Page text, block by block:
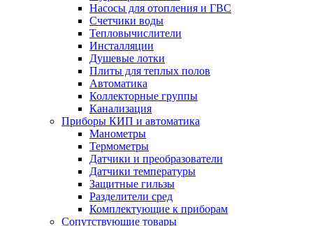
Насосы для отопления и ГВС
Счетчики воды
Тепловычислители
Инсталляции
Душевые лотки
Плиты для теплых полов
Автоматика
Коллекторные группы
Канализация
Приборы КИП и автоматика
Манометры
Термометры
Датчики и преобразователи
Датчики температуры
Защитные гильзы
Разделители сред
Комплектующие к приборам
Сопутствующие товары